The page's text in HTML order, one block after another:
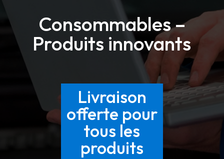
Consommables –
Produits innovants
Livraison
offerte pour
tous les
produits